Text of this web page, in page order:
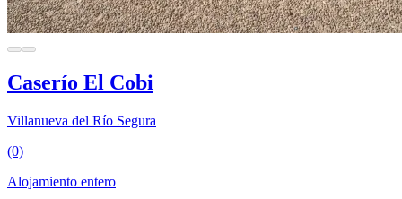
Caserío El Cobi
Villanueva del Río Segura
(0)
Alojamiento entero